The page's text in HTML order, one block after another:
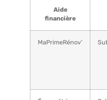
Aide
financière
MaPrimeRénov’